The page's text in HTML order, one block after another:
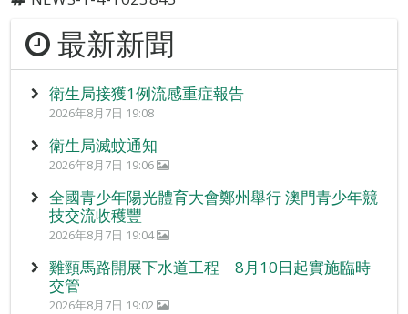
最新新聞
衛生局接獲1例流感重症報告
2026年8月7日 19:08
衛生局滅蚊通知
2026年8月7日 19:06
全國青少年陽光體育大會鄭州舉行 澳門青少年競
技交流收穫豐
2026年8月7日 19:04
雞頸馬路開展下水道工程 8月10日起實施臨時
交管
2026年8月7日 19:02